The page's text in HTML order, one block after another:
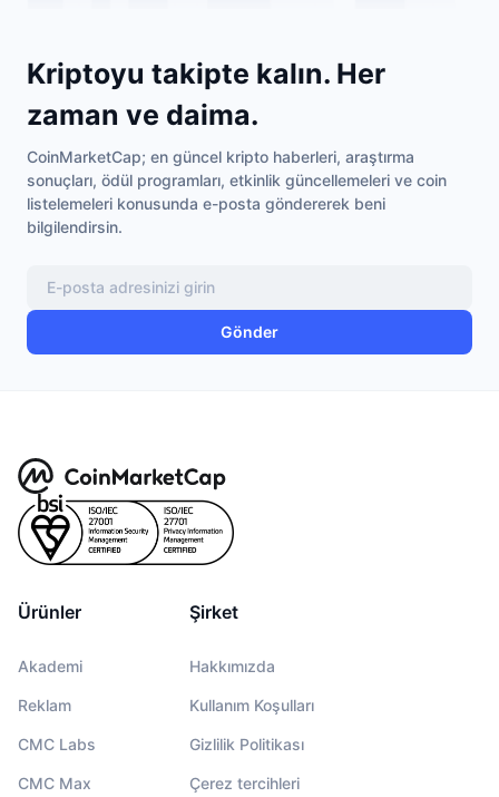
ICO Takvimi
Etkinlik Takvimi
Kriptoyu takipte kalın. Her
zaman ve daima.
CoinMarketCap; en güncel kripto haberleri, araştırma
sonuçları, ödül programları, etkinlik güncellemeleri ve coin
listelemeleri konusunda e-posta göndererek beni
bilgilendirsin.
Gönder
Ürünler
Akademi
Reklam
CMC Labs
CMC Max
Şirket
Hakkımızda
Kullanım Koşulları
Gizlilik Politikası
Çerez tercihleri